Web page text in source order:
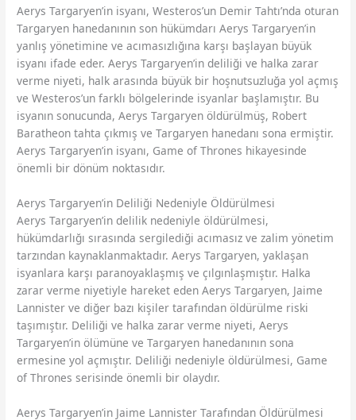
Aerys Targaryen’in isyanı, Westeros’un Demir Tahtı’nda oturan
Targaryen hanedanının son hükümdarı Aerys Targaryen’in
yanlış yönetimine ve acımasızlığına karşı başlayan büyük
isyanı ifade eder. Aerys Targaryen’in deliliği ve halka zarar
verme niyeti, halk arasında büyük bir hoşnutsuzluğa yol açmış
ve Westeros’un farklı bölgelerinde isyanlar başlamıştır. Bu
isyanın sonucunda, Aerys Targaryen öldürülmüş, Robert
Baratheon tahta çıkmış ve Targaryen hanedanı sona ermiştir.
Aerys Targaryen’in isyanı, Game of Thrones hikayesinde
önemli bir dönüm noktasıdır.
Aerys Targaryen’in Deliliği Nedeniyle Öldürülmesi
Aerys Targaryen’in delilik nedeniyle öldürülmesi,
hükümdarlığı sırasında sergilediği acımasız ve zalim yönetim
tarzından kaynaklanmaktadır. Aerys Targaryen, yaklaşan
isyanlara karşı paranoyaklaşmış ve çılgınlaşmıştır. Halka
zarar verme niyetiyle hareket eden Aerys Targaryen, Jaime
Lannister ve diğer bazı kişiler tarafından öldürülme riski
taşımıştır. Deliliği ve halka zarar verme niyeti, Aerys
Targaryen’in ölümüne ve Targaryen hanedanının sona
ermesine yol açmıştır. Deliliği nedeniyle öldürülmesi, Game
of Thrones serisinde önemli bir olaydır.
Aerys Targaryen’in Jaime Lannister Tarafından Öldürülmesi